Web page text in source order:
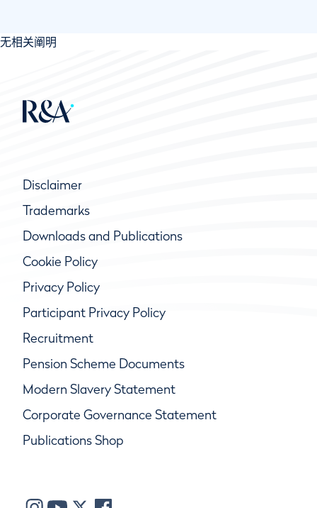
无相关阐明
Disclaimer
Trademarks
Downloads and Publications
Cookie Policy
Privacy Policy
Participant Privacy Policy
Recruitment
Pension Scheme Documents
Modern Slavery Statement
Corporate Governance Statement
Publications Shop